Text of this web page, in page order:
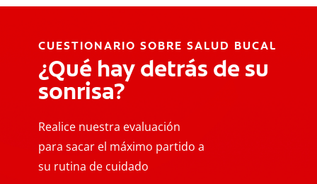
CUESTIONARIO SOBRE SALUD BUCAL
¿Qué hay detrás de su
sonrisa?
Realice nuestra evaluación
para sacar el máximo partido a
su rutina de cuidado